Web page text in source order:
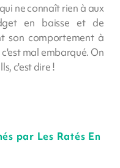
ne connaît rien à aux
en baisse et de
son comportement à
mal embarqué. On
c'est dire !
par Les Ratés En